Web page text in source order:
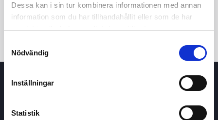
Dessa kan i sin tur kombinera informationen med annan
information som du har tillhandahållit eller som de har
samlat in när du har använt deras tjänster.
Nödvändig
Inställningar
Statistik
Köp / Sälj